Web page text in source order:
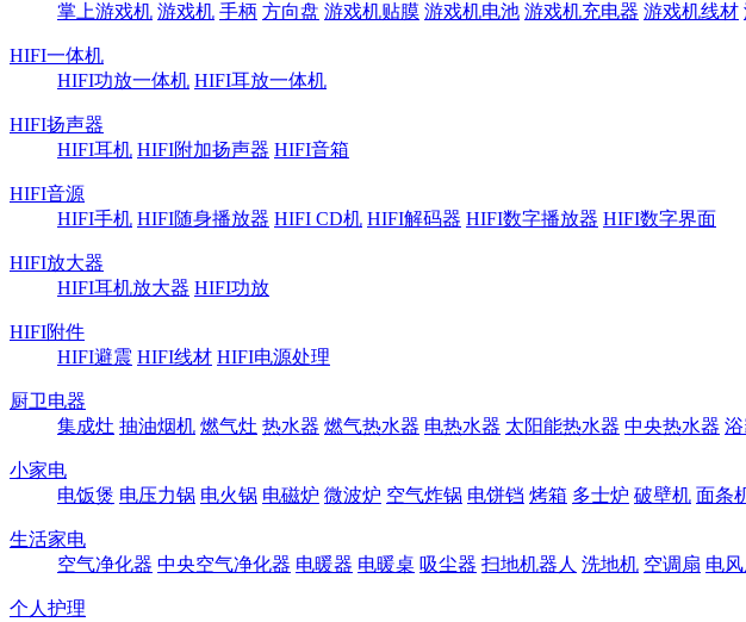
掌上游戏机 游戏机 手柄 方向盘 游戏机贴膜 游戏机电池 游戏机充电器 游戏机线材
HIFI一体机
HIFI功放一体机 HIFI耳放一体机
HIFI扬声器
HIFI耳机 HIFI附加扬声器 HIFI音箱
HIFI音源
HIFI手机 HIFI随身播放器 HIFI CD机 HIFI解码器 HIFI数字播放器 HIFI数字界面
HIFI放大器
HIFI耳机放大器 HIFI功放
HIFI附件
HIFI避震 HIFI线材 HIFI电源处理
厨卫电器
集成灶 抽油烟机 燃气灶 热水器 燃气热水器 电热水器 太阳能热水器 中央热水器
小家电
电饭煲 电压力锅 电火锅 电磁炉 微波炉 空气炸锅 电饼铛 烤箱 多士炉 破壁机 面条
生活家电
空气净化器 中央空气净化器 电暖器 电暖桌 吸尘器 扫地机器人 洗地机 空调扇 电
个人护理